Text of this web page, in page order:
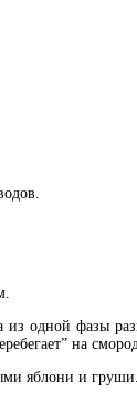
из одной фазы
на
яблони и